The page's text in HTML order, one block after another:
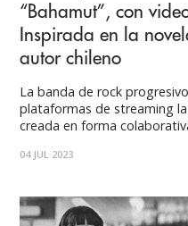
“Bahamut”, con
Inspirada en la
autor chileno
La banda de rock
plataformas de streaming
creada en forma
minutos, en los que el
04 JUL 2023